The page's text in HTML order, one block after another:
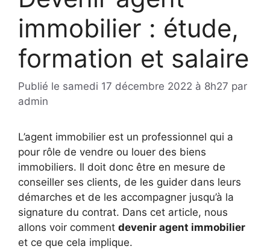
immobilier : étude,
formation et salaire
Publié le samedi 17 décembre 2022 à 8h27 par
admin
L’agent immobilier est un professionnel qui a
pour rôle de vendre ou louer des biens
immobiliers. Il doit donc être en mesure de
conseiller ses clients, de les guider dans leurs
démarches et de les accompagner jusqu’à la
signature du contrat. Dans cet article, nous
allons voir comment devenir agent immobilier
et ce que cela implique.